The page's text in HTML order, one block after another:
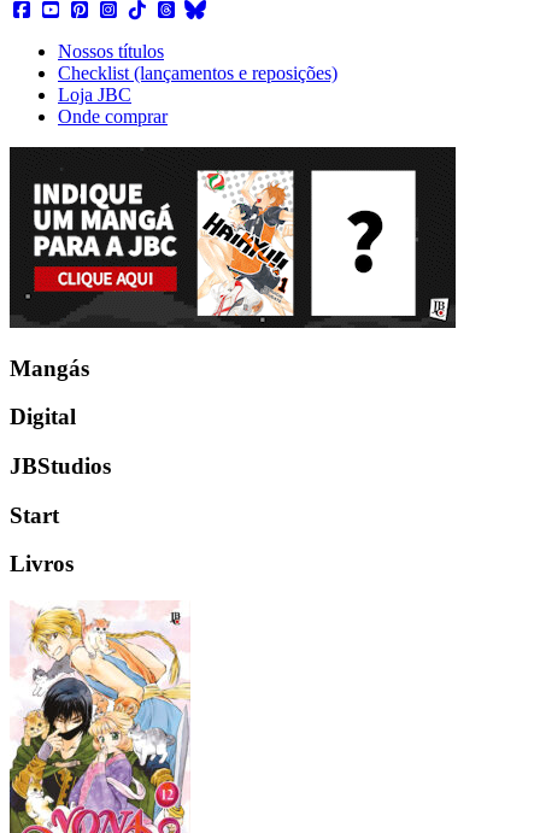
Nossos títulos
Checklist (lançamentos e reposições)
Loja JBC
Onde comprar
Mangás
Digital
JBStudios
Start
Livros